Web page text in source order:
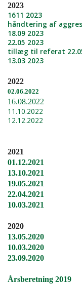
2023
1611 2023
håndtering af
18.09 2023
22.05 2023
tillæg til referat
13.03 2023
2022
02.06.2022
16.08.2022
11.10.2022
12.12.2022
2021
01.12.2021
13.10.2021
19.05.2021
22.04.2021
10.03.2021
2020
13.05.2020
10.03.2020
23.09.2020
Årsberetning 2019